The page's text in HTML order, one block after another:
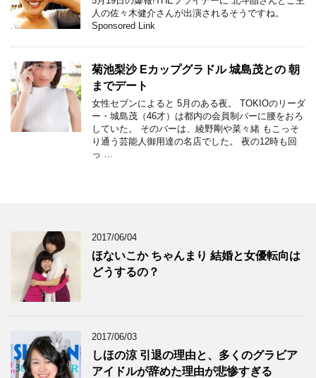
人の佐々木健介さんが出演されるそうですね。
Sponsored Link
菊池梨沙 Eカップグラドル 城島茂との 朝
までデート
女性セブンによると 5月のある夜。 TOKIOのリーダ
ー・城島茂（46才）は都内の会員制バーに腰をおろ
していた。 そのバーは、綾野剛や菜々緒 もこっそ
り通う芸能人御用達の名店でした。 夜の12時も回
っ …
2017/06/04
ほないこか ちゃんまり 結婚と女優転向は
どうするの？
2017/06/03
しほの涼 引退の理由と、多くのグラビア
アイドルが辞めた理由が悲惨すぎる